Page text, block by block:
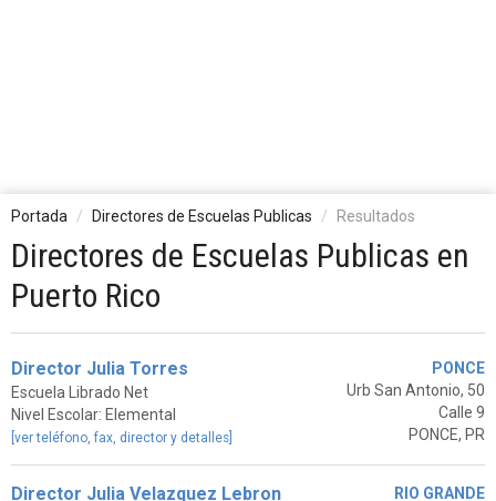
Portada Directores de Escuelas Publicas Resultados
Directores de Escuelas Publicas en
Puerto Rico
Director Julia Torres
Escuela Librado Net
Nivel Escolar: Elemental
[ver teléfono, fax, director y detalles]
PONCE
Urb San Antonio, 50
Calle 9
PONCE, PR
Director Julia Velazquez Lebron
RIO GRANDE